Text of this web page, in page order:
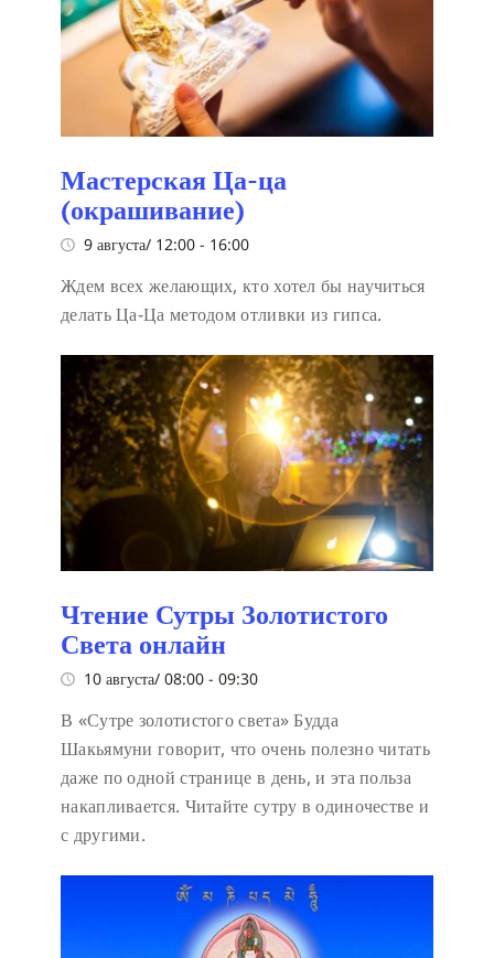
Мастерская Ца-ца
(окрашивание)
9 августа/ 12:00 - 16:00
Ждем всех желающих, кто хотел бы научиться
делать Ца-Ца методом отливки из гипса.
Чтение Сутры Золотистого
Света онлайн
10 августа/ 08:00 - 09:30
В «Сутре золотистого света» Будда
Шакьямуни говорит, что очень полезно читать
даже по одной странице в день, и эта польза
накапливается. Читайте сутру в одиночестве и
с другими.